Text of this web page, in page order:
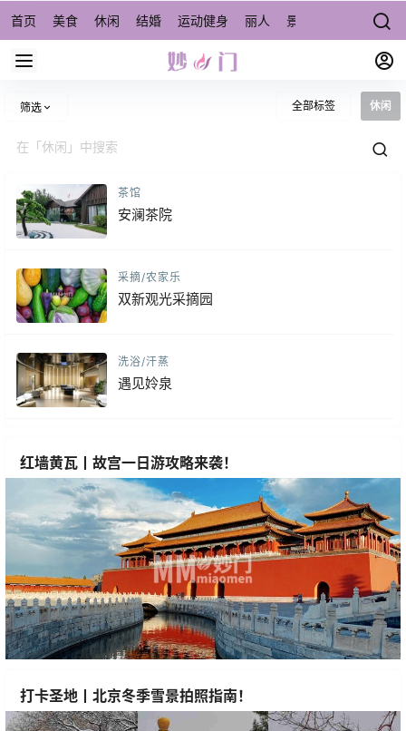
首页 美食 休闲 结婚 运动健身 丽人 景点/周边游 宠物
筛选 全部标签 休闲
茶馆
安澜茶院
采摘/农家乐
双新观光采摘园
洗浴/汗蒸
遇见姈泉
红墙黄瓦丨故宫一日游攻略来袭！
打卡圣地丨北京冬季雪景拍照指南！